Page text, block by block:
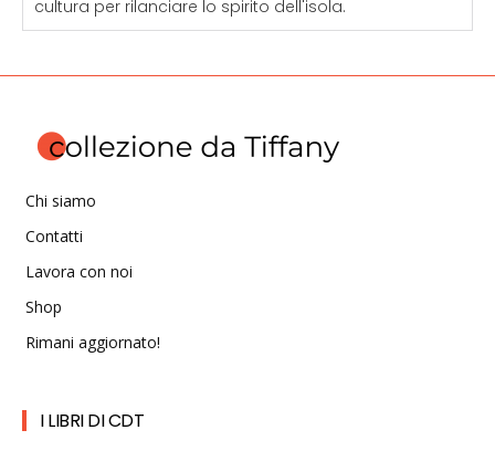
cultura per rilanciare lo spirito dell'isola.
Chi siamo
Contatti
Lavora con noi
Shop
Rimani aggiornato!
I LIBRI DI CDT